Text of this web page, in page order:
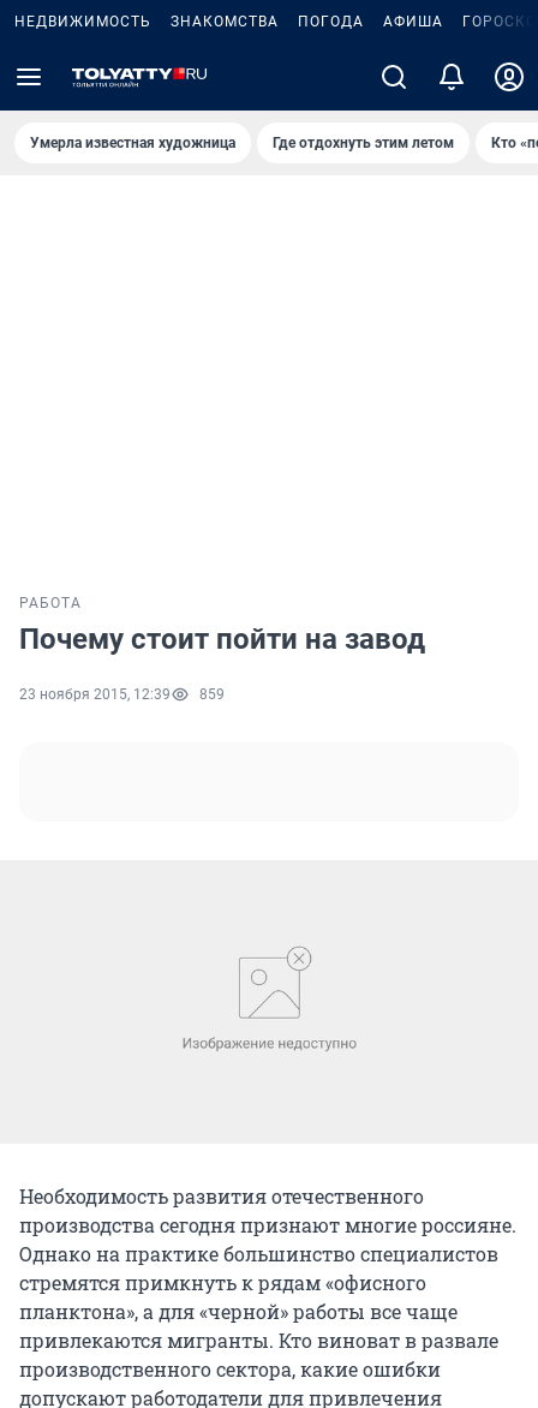
НЕДВИЖИМОСТЬ ЗНАКОМСТВА ПОГОДА АФИША
Умерла известная художница Где отдохнуть этим летом Кто
РАБОТА
Почему стоит пойти на завод
23 ноября 2015, 12:39 859
Необходимость развития отечественного
производства сегодня признают многие россияне.
Однако на практике большинство специалистов
стремятся примкнуть к рядам «офисного
планктона», а для «черной» работы все чаще
привлекаются мигранты. Кто виноват в развале
производственного сектора, какие ошибки
допускают работодатели для привлечения